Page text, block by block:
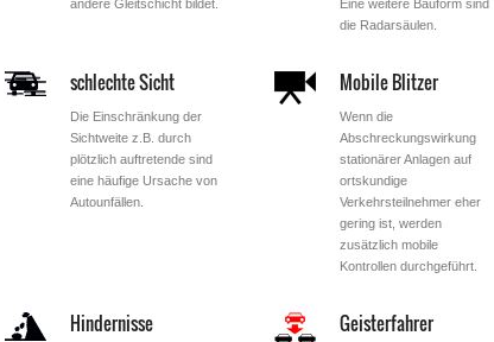
andere Gleitschicht bildet.
Eine weitere Bauform sind
die Radarsäulen.
schlechte Sicht
Die Einschränkung der
Sichtweite z.B. durch
plötzlich auftretende sind
eine häufige Ursache von
Autounfällen.
Mobile Blitzer
Wenn die
Abschreckungswirkung
stationärer Anlagen auf
ortskundige
Verkehrsteilnehmer eher
gering ist, werden
zusätzlich mobile
Kontrollen durchgeführt.
Hindernisse Geisterfahrer